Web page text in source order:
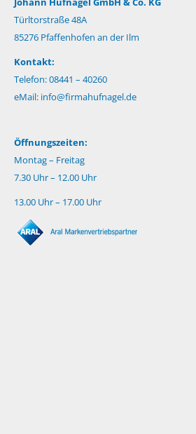
Türltorstraße 48A
85276 Pfaffenhofen an der Ilm
Kontakt:
Telefon: 08441 – 40260
eMail: info@firmahufnagel.de
Öffnungszeiten:
Montag – Freitag
7.30 Uhr – 12.00 Uhr
13.00 Uhr – 17.00 Uhr